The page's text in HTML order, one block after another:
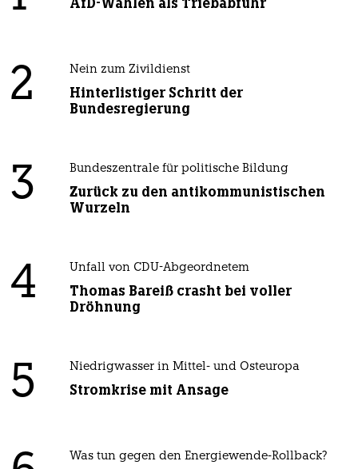
2 Nein zum Zivildienst
Hinterlistiger Schritt der
Bundesregierung
3 Bundeszentrale für politische Bildung
Zurück zu den antikommunistischen
Wurzeln
4 Unfall von CDU-Abgeordnetem
Thomas Bareiß crasht bei voller
Dröhnung
5 Niedrigwasser in Mittel- und Osteuropa
Stromkrise mit Ansage
Was tun gegen den Energiewende-Rollback?